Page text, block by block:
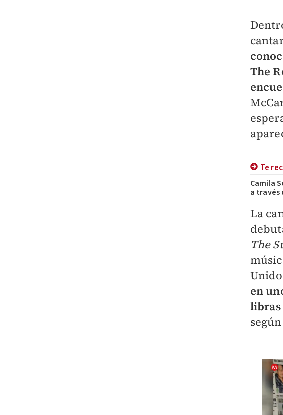
The
Te
Camila
a través
La
The
en
libras